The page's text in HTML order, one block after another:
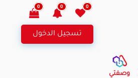
0
0
0
تسجيل الدخول
وصفتي